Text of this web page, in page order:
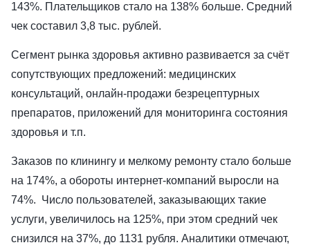
143%. Плательщиков стало на 138% больше. Средний
чек составил 3,8 тыс. рублей.
Сегмент рынка здоровья активно развивается за счёт
сопутствующих предложений: медицинских
консультаций, онлайн-продажи безрецептурных
препаратов, приложений для мониторинга состояния
здоровья и т.п.
Заказов по клинингу и мелкому ремонту стало больше
на 174%, а обороты интернет-компаний выросли на
74%. Число пользователей, заказывающих такие
услуги, увеличилось на 125%, при этом средний чек
снизился на 37%, до 1131 рубля. Аналитики отмечают,